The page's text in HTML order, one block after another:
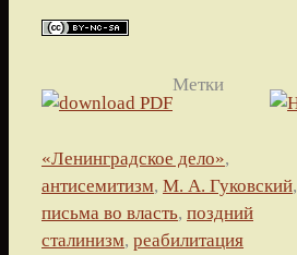
Метки
«Ленинградское дело»,
антисемитизм, М. А. Гуковский,
письма во власть, поздний
сталинизм, реабилитация